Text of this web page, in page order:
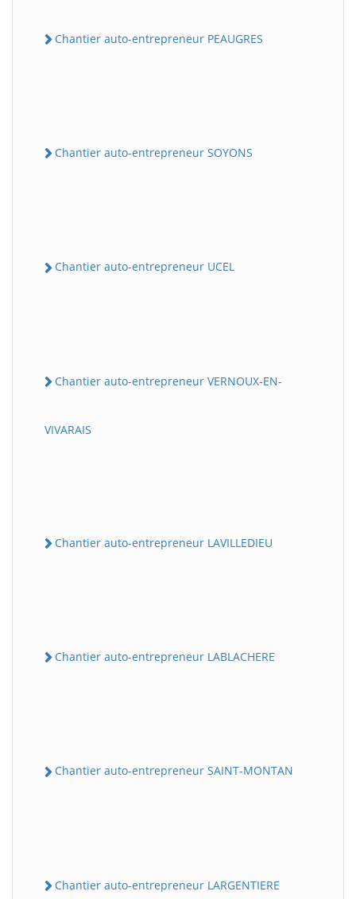
Chantier auto-entrepreneur PEAUGRES
Chantier auto-entrepreneur SOYONS
Chantier auto-entrepreneur UCEL
Chantier auto-entrepreneur VERNOUX-EN-
VIVARAIS
Chantier auto-entrepreneur LAVILLEDIEU
Chantier auto-entrepreneur LABLACHERE
Chantier auto-entrepreneur SAINT-MONTAN
Chantier auto-entrepreneur LARGENTIERE